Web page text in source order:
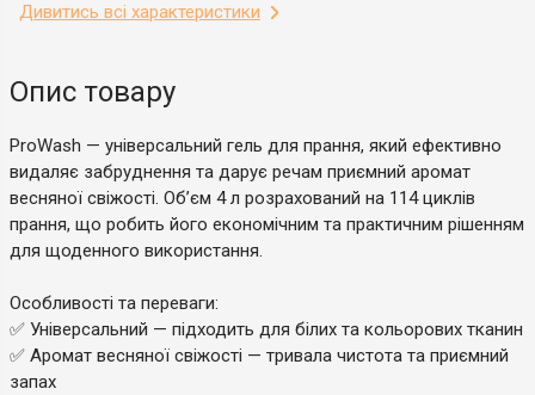
Дивитись всі характеристики
Опис товару
ProWash — універсальний гель для прання, який ефективно
видаляє забруднення та дарує речам приємний аромат
весняної свіжості. Об’єм 4 л розрахований на 114 циклів
прання, що робить його економічним та практичним рішенням
для щоденного використання.
Особливості та переваги:
✅ Універсальний — підходить для білих та кольорових тканин
✅ Аромат весняної свіжості — тривала чистота та приємний
запах